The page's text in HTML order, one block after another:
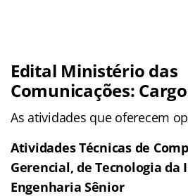
Edital Ministério das
Comunicações:
As atividades que oferecem
Atividades Técnicas de
Gerencial, de Tecnologia da
Engenharia Sênior